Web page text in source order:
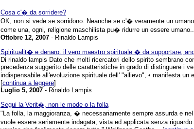
Cosa c'� da sorridere?
OK, non si vede se sorridono. Neanche se c'� veramente un
come una, ogni, religione maschilista pu� ridurre un essere
Ottobre 12, 2007 - Rinaldo Lampis
Spiritualit� e denaro: il vero maestro spirituale � da supportare,
Di rinaldo lampis Dato che molti ricercatori dello spirito sembrano
precedenza suggerito delle caratteristiche in grado di distinguere i
indispensabile all'evoluzione spirituale dell' "allievo", • manifesta
[continua a leggere]
Luglio 5, 2007 - Rinaldo Lampis
Segui la Verit�, non le mode o la folla
"La folla, la maggioranza, � necessariamente sempre assurda e
vuole essere seriamente indagata, vista ed applicata senza